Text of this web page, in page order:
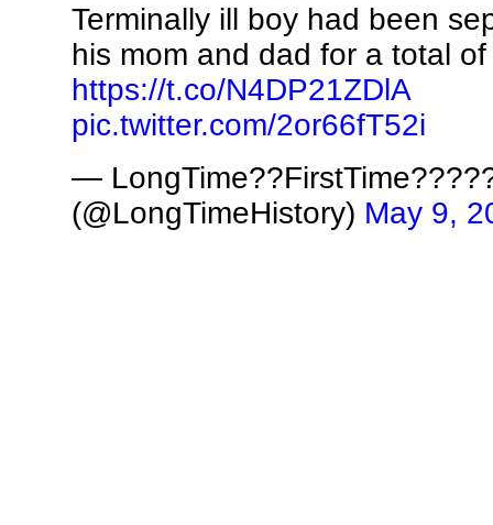
Terminally ill boy had been
his mom and dad for a total
https://t.co/N4DP21ZDlA
pic.twitter.com/2or66fT52i
—
(@LongTimeHistory) May 9,